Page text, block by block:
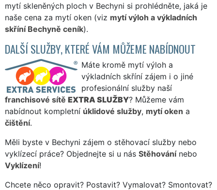
mytí skleněných ploch v Bechyni si prohlédněte, jaká je
naše cena za mytí oken (viz mytí výloh a výkladních
skříní Bechyně ceník).
DALŠÍ SLUŽBY, KTERÉ VÁM MŮŽEME NABÍDNOUT
Máte kromě mytí výloh a
výkladních skříní zájem i o jiné
profesionální služby naší
franchisové sítě EXTRA SLUŽBY? Můžeme vám
nabídnout kompletní úklidové služby, mytí oken a
čištění.
Měli byste v Bechyni zájem o stěhovací služby nebo
vyklízecí práce? Objednejte si u nás Stěhovánínebo
Vyklízení!
Chcete něco opravit? Postavit? Vymalovat? Smontovat?